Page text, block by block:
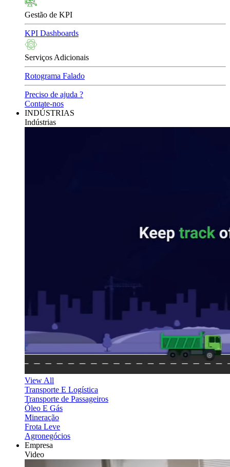
Gestão de KPI
KPI Dashboards
Serviços Adicionais
Rotograma Falado
Preciso de ajuda ?
Contate-nos
INDÚSTRIAS
Indústrias
View All
Transporte E Logística
Transporte de Passageiros
Óleo E Gás
Mineração
Frota Leve
Agronegócios
Empresa
Video